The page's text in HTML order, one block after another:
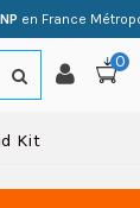
en France
0
Kit